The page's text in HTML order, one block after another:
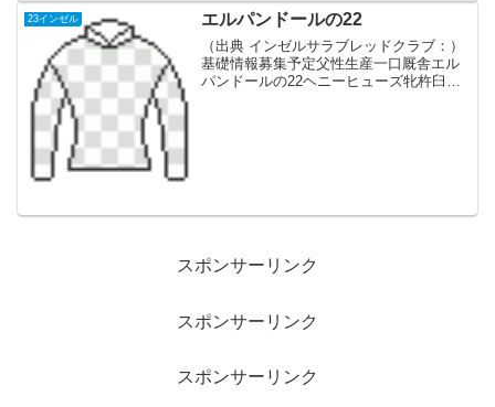
23インゼル エルパンドールの22
（出典 インゼルサラブレッドクラブ：）
基礎情報募集予定父性生産一口厩舎エル
パンドールの22ヘニーヒューズ牝杵臼牧
スポンサーリンク
スポンサーリンク
スポンサーリンク